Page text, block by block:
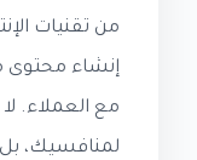
من تقنيات
إنشاء محتوى
مع العملاء.
لمنافسيك، بل